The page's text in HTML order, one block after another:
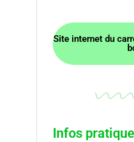
Site internet du
Infos